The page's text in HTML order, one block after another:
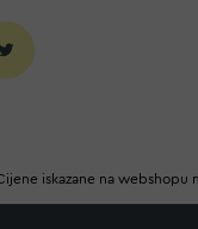
iskazane na webshopu